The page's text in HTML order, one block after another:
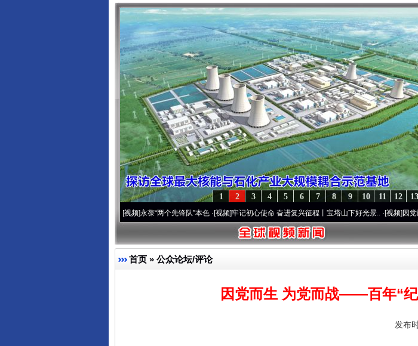
13
12
11
10
9
8
7
6
5
4
3
2
1
永葆“两个先锋队”本色·[视频]牢记初心使命 奋进复兴征程丨宝塔山下好光景..·[视频]因党而生 为党
首页 » 公众论坛/评论
因党而生 为党而战——百年“
发布